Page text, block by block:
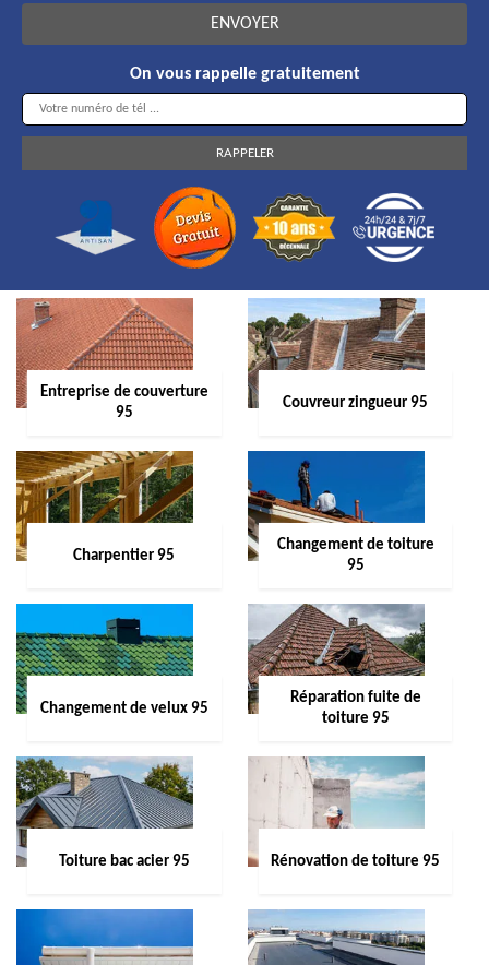
On vous rappelle gratuitement
Entreprise de couverture
95
Couvreur zingueur 95
Charpentier 95
Changement de toiture
95
Changement de velux 95
Réparation fuite de
toiture 95
Toiture bac acier 95 Rénovation de toiture 95